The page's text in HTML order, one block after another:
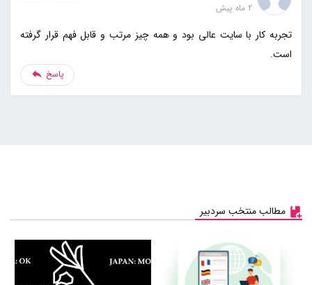
2 ماه پیش
تجربه کار با سایت عالی بود و همه چیز مرتب و قابل فهم قرار گرفته
است.
پاسخ
مطالب منتخب سردبیر